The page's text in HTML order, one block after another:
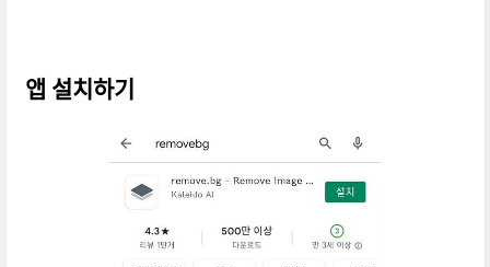
앱 설치하기